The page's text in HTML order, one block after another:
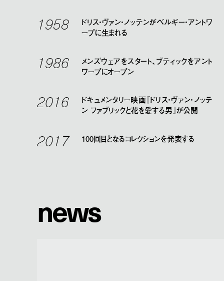
1958
ドリス・ヴァン・ノッテンがベルギー・アントワ
ープに生まれる
1986
メンズウェアをスタート、ブティックをアント
ワープにオープン
2016
ドキュメンタリー映画『ドリス・ヴァン・ノッテ
ン ファブリックと花を愛する男』が公開
2017 100回目となるコレクションを発表する
news